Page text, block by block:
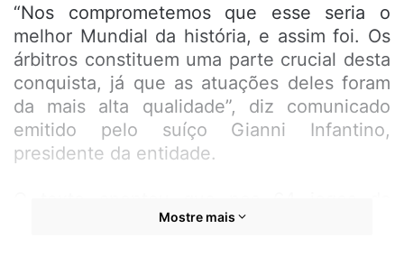
“Nos comprometemos que esse seria o
melhor Mundial da história, e assim foi. Os
árbitros constituem uma parte crucial desta
conquista, já que as atuações deles foram
da mais alta qualidade”, diz comunicado
emitido pelo suíço Gianni Infantino,
presidente da entidade.
competição, 455 incidentes foram
Mostre mais